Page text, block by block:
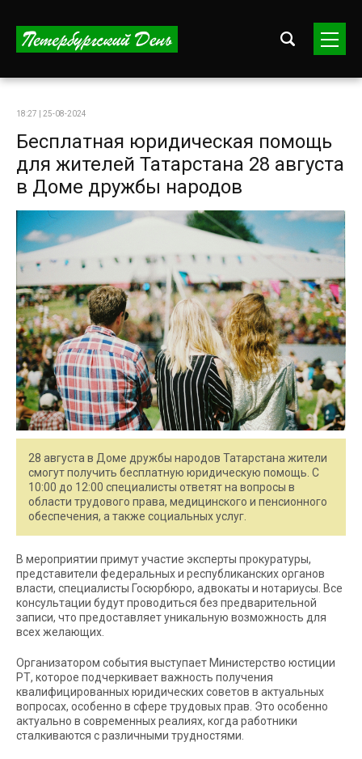
18:27 | 25-08-2024
Бесплатная юридическая помощь
для жителей Татарстана 28 августа
в Доме дружбы народов
28 августа в Доме дружбы народов Татарстана жители
смогут получить бесплатную юридическую помощь. С
10:00 до 12:00 специалисты ответят на вопросы в
области трудового права, медицинского и пенсионного
обеспечения, а также социальных услуг.
В мероприятии примут участие эксперты прокуратуры,
представители федеральных и республиканских органов
власти, специалисты Госюрбюро, адвокаты и нотариусы. Все
консультации будут проводиться без предварительной
записи, что предоставляет уникальную возможность для
всех желающих.
Организатором события выступает Министерство юстиции
РТ, которое подчеркивает важность получения
квалифицированных юридических советов в актуальных
вопросах, особенно в сфере трудовых прав. Это особенно
актуально в современных реалиях, когда работники
сталкиваются с различными трудностями.